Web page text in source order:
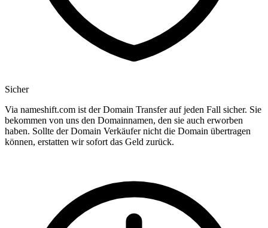
Sicher
Via nameshift.com ist der Domain Transfer auf jeden Fall sicher. Sie
bekommen von uns den Domainnamen, den sie auch erworben
haben. Sollte der Domain Verkäufer nicht die Domain übertragen
können, erstatten wir sofort das Geld zurück.